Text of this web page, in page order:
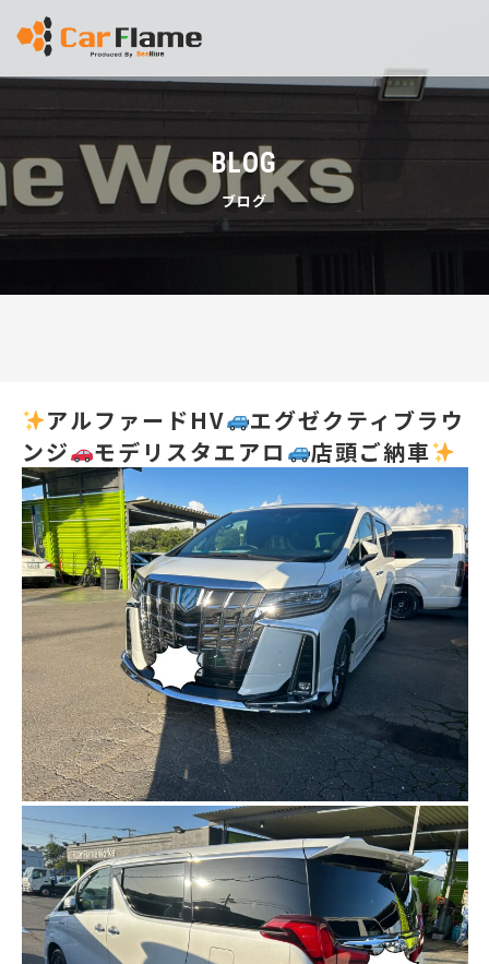
BLOG
ブログ
アルファードHV
エグゼクティブラウ
ンジ
モデリスタエアロ 店頭ご納車